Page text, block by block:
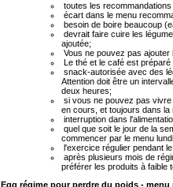
toutes les
écart dans le menu
besoin de boire beaucoup
devrait faire cuire les
ajoutée;
Vous ne pouvez pas
Le thé et le café est
snack-autorisée avec des
Attention doit être un
deux heures;
si vous ne pouvez pas
en cours, et toujours dans la
interruption dans
quel que soit le jour de la
commencer par le menu
l'exercice régulier pendant
après plusieurs mois de
préférer les produits à faible
Egg régime pour perdre du poids -